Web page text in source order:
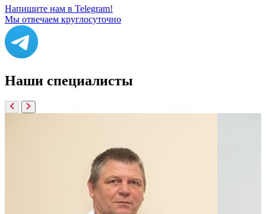
Напишите нам в Telegram!
Мы отвечаем круглосуточно
Наши специалисты